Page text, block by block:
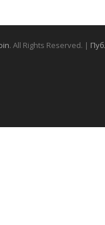
. All Rights Reserved. |